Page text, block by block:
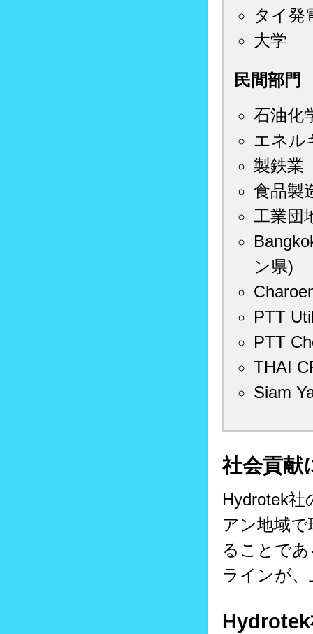
タイ発
大学
民間部門
石油化
エネル
製鉄業
食品製
工業団
ン県)
PTT
PTT
THAI
Siam
社会貢献
Hydrotek
アン地域
ることで
ラインが